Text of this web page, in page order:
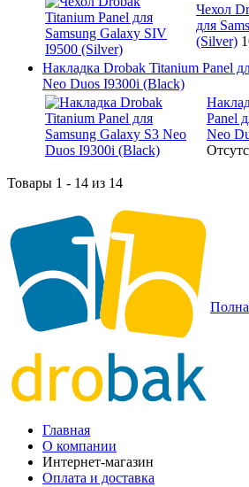
Чехол
для
(Silver)
Накладка Drobak Titanium Panel
Neo Duos I9300i (Black)
Panel
Neo
Товары 1 - 14 из 14
Главная
О компании
Интернет-магазин
Оплата и доставка